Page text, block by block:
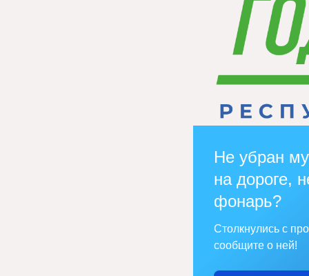
Не убран
на дороге,
фонарь?
Столкнулись с
сообщите о ней!